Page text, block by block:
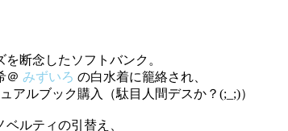
断念したソフトバンク。
＠ みずいろ の白水着に籠絡され、
アルブック購入（駄目人間デスか？(;_;)）
ルティの引替え、